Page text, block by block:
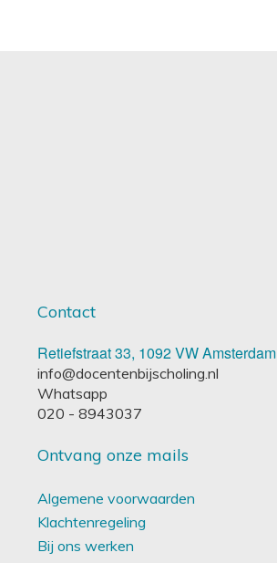
Contact
Retiefstraat 33, 1092 VW Amsterdam
info@docentenbijscholing.nl
Whatsapp
020 - 8943037
Ontvang onze mails
Algemene voorwaarden
Klachtenregeling
Bij ons werken